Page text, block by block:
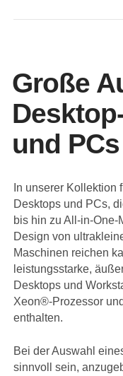
Große
und PCs
In unserer
Desktops und PCs,
bis hin zu All-in-
Design von
Maschinen reichen
leistungsstarke,
Desktops und
Xeon®-Prozessor
enthalten.
Bei der Auswahl
sinnvoll sein,